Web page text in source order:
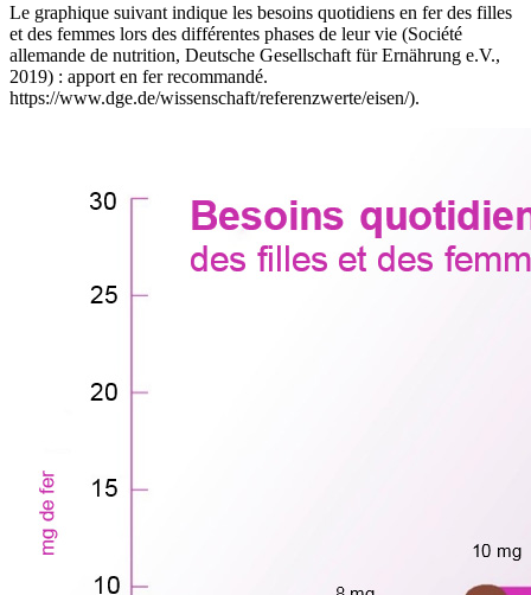
Le graphique suivant indique les besoins quotidiens en fer des filles
et des femmes lors des différentes phases de leur vie (Société
allemande de nutrition, Deutsche Gesellschaft für Ernährung e.V.,
2019) : apport en fer recommandé.
https://www.dge.de/wissenschaft/referenzwerte/eisen/).